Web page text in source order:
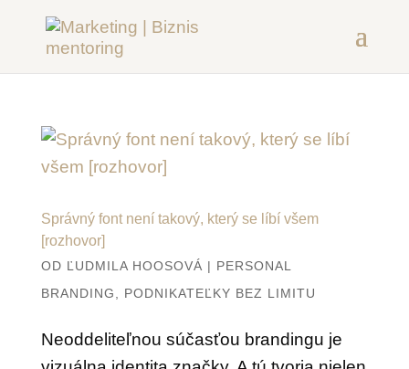
Správný font není takový, který se líbí všem
[rozhovor]
OD ĽUDMILA HOOSOVÁ | PERSONAL
BRANDING
PODNIKATEĽKY BEZ LIMITU
Neoddeliteľnou súčasťou brandingu je